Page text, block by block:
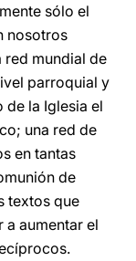
sólo el
nosotros
red mundial de
parroquial y
de la Iglesia el
una red de
en tantas
de
textos que
aumentar el